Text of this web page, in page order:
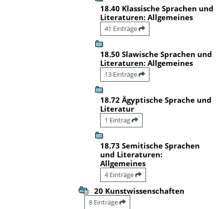
18.40 Klassische Sprachen und
Literaturen: Allgemeines
41 Einträge
18.50 Slawische Sprachen und
Literaturen: Allgemeines
13 Einträge
18.72 Ägyptische Sprache und
Literatur
1 Eintrag
18.73 Semitische Sprachen
und Literaturen:
Allgemeines
4 Einträge
20 Kunstwissenschaften
8 Einträge